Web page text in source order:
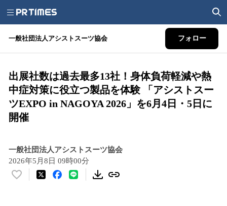
一般社団法人アシストスーツ協会 フォロー
出展社数は過去最多13社！身体負荷軽減や熱
中症対策に役立つ製品を体験 「アシストスー
ツEXPO in NAGOYA 2026」を6月4日・5日に
開催
一般社団法人アシストスーツ協会
2026年5月8日 09時00分
い